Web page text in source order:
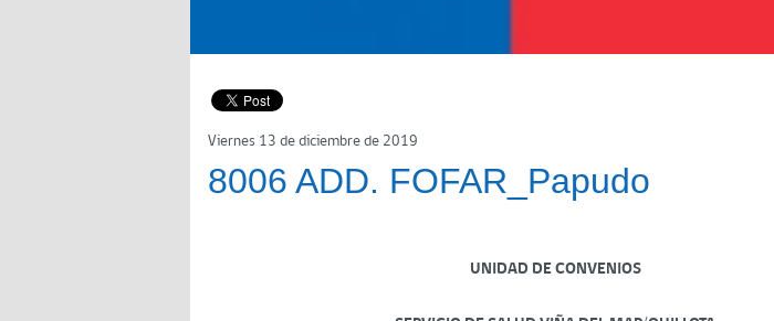
Viernes 13 de diciembre de 2019
8006 ADD. FOFAR_Papudo
UNIDAD DE CONVENIOS